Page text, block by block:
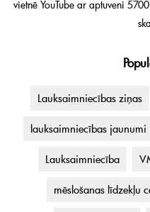
vietnē YouTube ar aptuveni
Lauksaimniecības ziņas
lauksaimniecības jaunumi
Lauksaimniecība
mēslošanas līdzekļu